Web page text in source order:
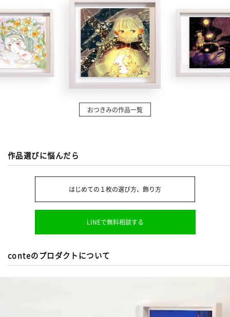
おつきみの作品一覧
作品選びに悩んだら
はじめての１枚の選び方、飾り方
LINEで無料相談する
conteのプロダクトについて